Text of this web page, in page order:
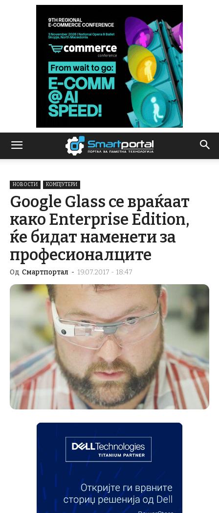
НОВОСТИ КОМПЈУТЕРИ
Google Glass се враќаат
како Enterprise Edition,
ќе бидат наменети за
професионалците
Од Смартпортал - 19.07.2017 - 18:47